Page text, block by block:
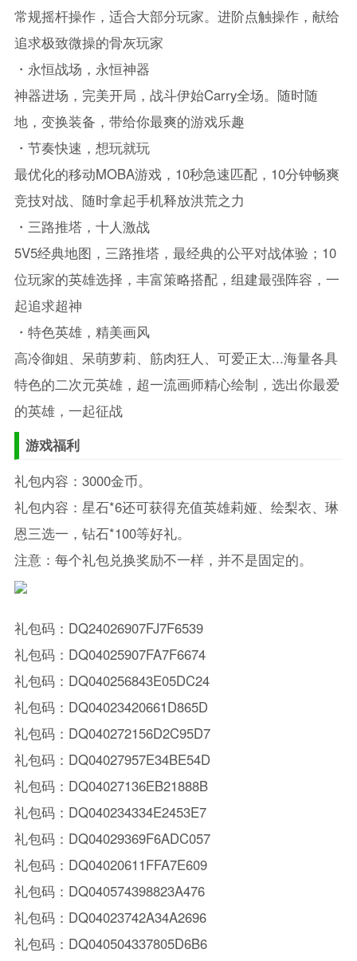
常规摇杆操作，适合大部分玩家。进阶点触操作，献给
追求极致微操的骨灰玩家
・永恒战场，永恒神器
神器进场，完美开局，战斗伊始Carry全场。随时随
地，变换装备，带给你最爽的游戏乐趣
・节奏快速，想玩就玩
最优化的移动MOBA游戏，10秒急速匹配，10分钟畅爽
竞技对战、随时拿起手机释放洪荒之力
・三路推塔，十人激战
5V5经典地图，三路推塔，最经典的公平对战体验；10
位玩家的英雄选择，丰富策略搭配，组建最强阵容，一
起追求超神
・特色英雄，精美画风
高冷御姐、呆萌萝莉、筋肉狂人、可爱正太...海量各具
特色的二次元英雄，超一流画师精心绘制，选出你最爱
的英雄，一起征战
游戏福利
礼包内容：3000金币。
礼包内容：星石*6还可获得充值英雄莉娅、绘梨衣、琳
恩三选一，钻石*100等好礼。
注意：每个礼包兑换奖励不一样，并不是固定的。
礼包码：DQ24026907FJ7F6539
礼包码：DQ04025907FA7F6674
礼包码：DQ040256843E05DC24
礼包码：DQ04023420661D865D
礼包码：DQ040272156D2C95D7
礼包码：DQ04027957E34BE54D
礼包码：DQ04027136EB21888B
礼包码：DQ040234334E2453E7
礼包码：DQ04029369F6ADC057
礼包码：DQ04020611FFA7E609
礼包码：DQ040574398823A476
礼包码：DQ04023742A34A2696
礼包码：DQ040504337805D6B6